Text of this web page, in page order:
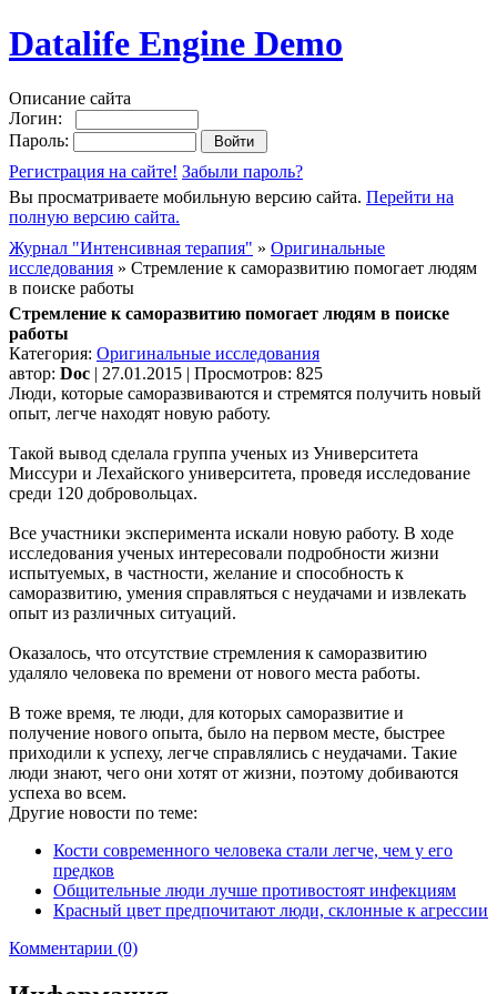
Datalife Engine Demo
Описание сайта
Логин:
Пароль:
Регистрация на сайте! Забыли пароль?
Вы просматриваете мобильную версию сайта. Перейти на
полную версию сайта.
Журнал "Интенсивная терапия" » Оригинальные
исследования » Стремление к саморазвитию помогает людям
в поиске работы
Стремление к саморазвитию помогает людям в поиске
работы
Категория: Оригинальные исследования
автор: Doc | 27.01.2015 | Просмотров: 825
Люди, которые саморазвиваются и стремятся получить новый
опыт, легче находят новую работу.
Такой вывод сделала группа ученых из Университета
Миссури и Лехайского университета, проведя исследование
среди 120 добровольцах.
Все участники эксперимента искали новую работу. В ходе
исследования ученых интересовали подробности жизни
испытуемых, в частности, желание и способность к
саморазвитию, умения справляться с неудачами и извлекать
опыт из различных ситуаций.
Оказалось, что отсутствие стремления к саморазвитию
удаляло человека по времени от нового места работы.
В тоже время, те люди, для которых саморазвитие и
получение нового опыта, было на первом месте, быстрее
приходили к успеху, легче справлялись с неудачами. Такие
люди знают, чего они хотят от жизни, поэтому добиваются
успеха во всем.
Другие новости по теме:
Кости современного человека стали легче, чем у его
предков
Общительные люди лучше противостоят инфекциям
Красный цвет предпочитают люди, склонные к агрессии
Комментарии (0)